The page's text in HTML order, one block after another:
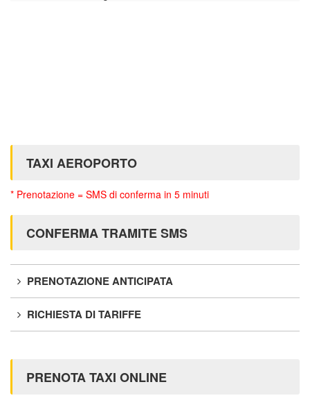
TAXI AEROPORTO
* Prenotazione = SMS di conferma in 5 minuti
CONFERMA TRAMITE SMS
PRENOTAZIONE ANTICIPATA
RICHIESTA DI TARIFFE
PRENOTA TAXI ONLINE